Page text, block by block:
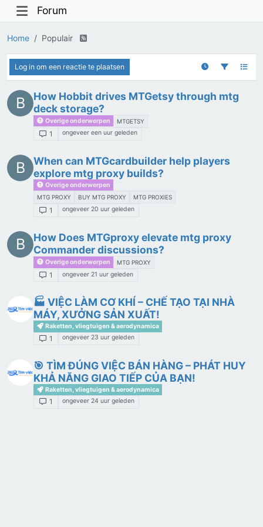
Forum
Home Populair
Log in om een reactie te plaatsen
B
How Hobbit drives MTGetsy through mtg
deck storage?
Overige onderwerpen MTGETSY
1 ongeveer een uur geleden
B
When can MTGcardbuilder help players
explore mtg proxy builds?
Overige onderwerpen
MTG PROXY BUY MTG PROXY MTG PROXIES
1 ongeveer 20 uur geleden
B
How Does MTGproxy elevate mtg proxy
Commander discussions?
Overige onderwerpen MTG PROXY
1 ongeveer 21 uur geleden
🏭 VIỆC LÀM CƠ KHÍ – CHẾ TẠO TẠI NHÀ
MÁY, XƯỞNG SẢN XUẤT!
Raketten, vliegtuigen & aerodynamica
1 ongeveer 23 uur geleden
🎯 TÌM ĐÚNG VIỆC BÁN HÀNG – PHÁT HUY
KHẢ NĂNG GIAO TIẾP CỦA BẠN!
Raketten, vliegtuigen & aerodynamica
1 ongeveer 24 uur geleden